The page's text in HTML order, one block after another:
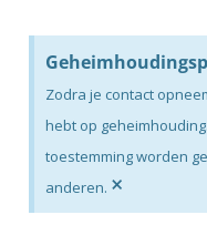
Zodra je contact
hebt op
toestemming worden
anderen. ×